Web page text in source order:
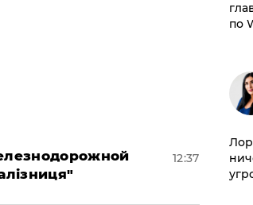
12:37
по